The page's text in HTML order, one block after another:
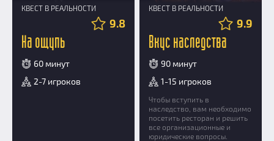
КВЕСТ В РЕАЛЬНОСТИ
9.8
На ощупь
60 минут
2-7 игроков
КВЕСТ В РЕАЛЬНОСТИ
9.9
Вкус наследства
90 минут
1-15 игроков
Чтобы вступить в
наследство, вам необходимо
посетить ресторан и решить
все организационные и
юридические вопросы.